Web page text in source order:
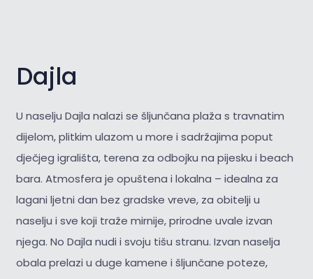
Dajla
U naselju Dajla nalazi se šljunčana plaža s travnatim
dijelom, plitkim ulazom u more i sadržajima poput
dječjeg igrališta, terena za odbojku na pijesku i beach
bara. Atmosfera je opuštena i lokalna – idealna za
lagani ljetni dan bez gradske vreve, za obitelji u
naselju i sve koji traže mirnije, prirodne uvale izvan
njega. No Dajla nudi i svoju tišu stranu. Izvan naselja
obala prelazi u duge kamene i šljunčane poteze,